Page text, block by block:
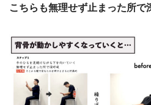
こちらも無理せず止まった所で